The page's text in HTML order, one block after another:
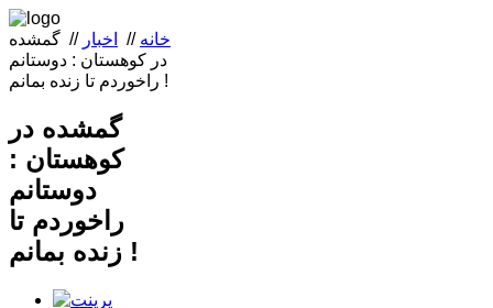
خانه // اخبار // گمشده
در کوهستان : دوستانم
راخوردم تا زنده بمانم !
گمشده در
کوهستان :
دوستانم
راخوردم تا
زنده بمانم !